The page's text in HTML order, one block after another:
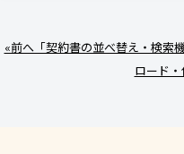
«前へ「契約書の並べ替え・検索機
ロード